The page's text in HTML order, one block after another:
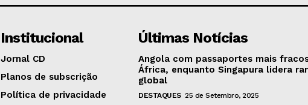
Institucional
Jornal CD
Planos de subscrição
Política de privacidade
Últimas Notícias
Angola com passaportes mais
África, enquanto Singapura lidera
global
DESTAQUES 25 de Setembro, 2025